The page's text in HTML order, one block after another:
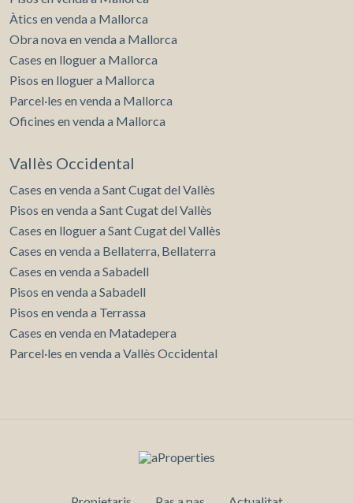
Àtics en venda a Mallorca
Obra nova en venda a Mallorca
Cases en lloguer a Mallorca
Pisos en lloguer a Mallorca
Parcel·les en venda a Mallorca
Oficines en venda a Mallorca
Vallès Occidental
Cases en venda a Sant Cugat del Vallès
Pisos en venda a Sant Cugat del Vallès
Cases en lloguer a Sant Cugat del Vallès
Cases en venda a Bellaterra, Bellaterra
Cases en venda a Sabadell
Pisos en venda a Sabadell
Pisos en venda a Terrassa
Cases en venda en Matadepera
Parcel·les en venda a Vallès Occidental